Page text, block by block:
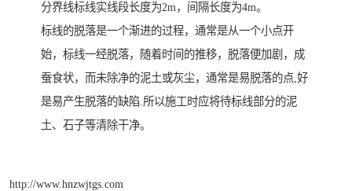
分界线标线实线段长度为2m，间隔长度为4m。
标线的脱落是一个渐进的过程，通常是从一个小点开
始，标线一经脱落，随着时间的推移，脱落便加剧，成
蚕食状，而未除净的泥土或灰尘，通常是易脱落的点,好
是易产生脱落的缺陷.所以施工时应将待标线部分的泥
土、石子等清除干净。
http://www.hnzwjtgs.com